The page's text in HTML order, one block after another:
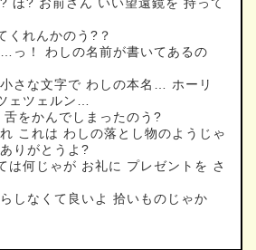
くれんかのう?？
っ！ わしの名前が書いてあるの
さな文字で わしの本名… ホーリ
ェツェルン…
をかんでしまったのう?
これは わしの落とし物のようじゃ
りがとうよ?
は何じゃが お礼に プレゼントを さ
しなくて良いよ 拾いものじゃか